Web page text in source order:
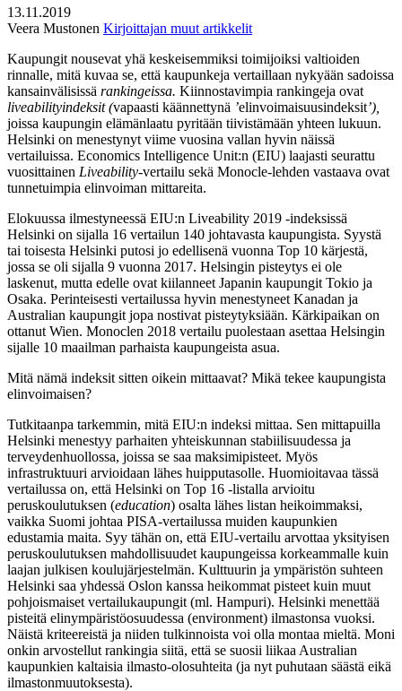
13.11.2019
Veera Mustonen Kirjoittajan muut artikkelit
Kaupungit nousevat yhä keskeisemmiksi toimijoiksi valtioiden
rinnalle, mitä kuvaa se, että kaupunkeja vertaillaan nykyään sadoissa
kansainvälisissä rankingeissa. Kiinnostavimpia rankingeja ovat
liveabilityindeksit (vapaasti käännettynä ’elinvoimaisuusindeksit’),
joissa kaupungin elämänlaatu pyritään tiivistämään yhteen lukuun.
Helsinki on menestynyt viime vuosina vallan hyvin näissä
vertailuissa. Economics Intelligence Unit:n (EIU) laajasti seurattu
vuosittainen Liveability-vertailu sekä Monocle-lehden vastaava ovat
tunnetuimpia elinvoiman mittareita.
Elokuussa ilmestyneessä EIU:n Liveability 2019 -indeksissä
Helsinki on sijalla 16 vertailun 140 johtavasta kaupungista. Syystä
tai toisesta Helsinki putosi jo edellisenä vuonna Top 10 kärjestä,
jossa se oli sijalla 9 vuonna 2017. Helsingin pisteytys ei ole
laskenut, mutta edelle ovat kiilanneet Japanin kaupungit Tokio ja
Osaka. Perinteisesti vertailussa hyvin menestyneet Kanadan ja
Australian kaupungit jopa nostivat pisteytyksiään. Kärkipaikan on
ottanut Wien. Monoclen 2018 vertailu puolestaan asettaa Helsingin
sijalle 10 maailman parhaista kaupungeista asua.
Mitä nämä indeksit sitten oikein mittaavat? Mikä tekee kaupungista
elinvoimaisen?
Tutkitaanpa tarkemmin, mitä EIU:n indeksi mittaa. Sen mittapuilla
Helsinki menestyy parhaiten yhteiskunnan stabiilisuudessa ja
terveydenhuollossa, joissa se saa maksimipisteet. Myös
infrastruktuuri arvioidaan lähes huipputasolle. Huomioitavaa tässä
vertailussa on, että Helsinki on Top 16 -listalla arvioitu
peruskoulutuksen (education) osalta lähes listan heikoimmaksi,
vaikka Suomi johtaa PISA-vertailussa muiden kaupunkien
edustamia maita. Syy tähän on, että EIU-vertailu arvottaa yksityisen
peruskoulutuksen mahdollisuudet kaupungeissa korkeammalle kuin
laajan julkisen koulujärjestelmän. Kulttuurin ja ympäristön suhteen
Helsinki saa yhdessä Oslon kanssa heikommat pisteet kuin muut
pohjoismaiset vertailukaupungit (ml. Hampuri). Helsinki menettää
pisteitä elinympäristöosuudessa (environment) ilmastonsa vuoksi.
Näistä kriteereistä ja niiden tulkinnoista voi olla montaa mieltä. Moni
onkin arvostellut rankingia siitä, että se suosii liikaa Australian
kaupunkien kaltaisia ilmasto-olosuhteita (ja nyt puhutaan säästä eikä
ilmastonmuutoksesta).